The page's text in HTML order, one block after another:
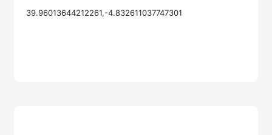
39.96013644212261,-4.832611037747301